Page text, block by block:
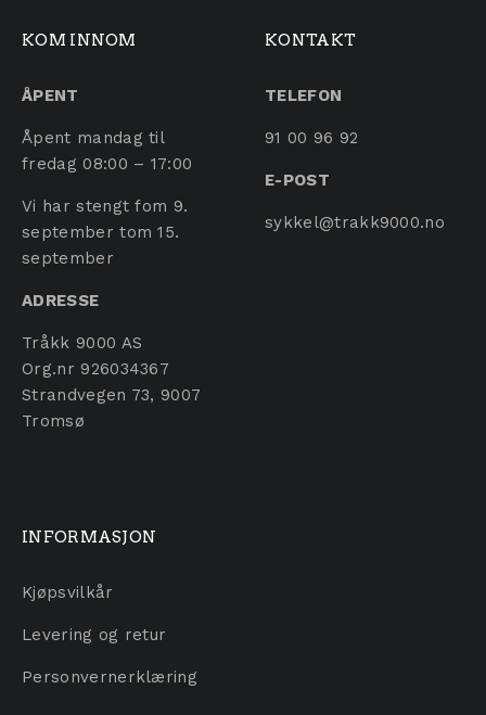
KOM INNOM
ÅPENT
Åpent mandag til
fredag 08:00 – 17:00
Vi har stengt fom 9.
september tom 15.
september
ADRESSE
Tråkk 9000 AS
Org.nr 926034367
Strandvegen 73, 9007
Tromsø
KONTAKT
TELEFON
91 00 96 92
E-POST
sykkel@trakk9000.no
INFORMASJON
Kjøpsvilkår
Levering og retur
Personvernerklæring